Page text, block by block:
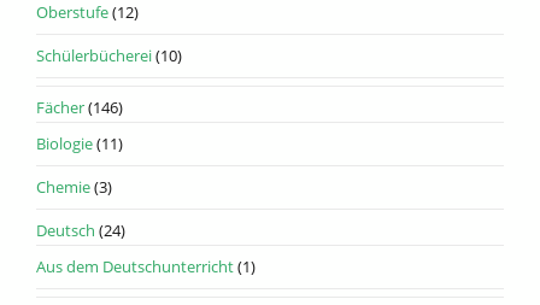
Oberstufe(12)
Schülerbücherei(10)
Fächer(146)
Biologie(11)
Chemie(3)
Deutsch (24)
Aus dem Deutschunterricht(1)